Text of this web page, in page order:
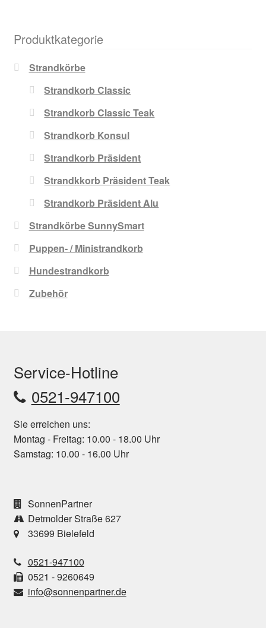
Produktkategorie
Strandkörbe
Strandkorb Classic
Strandkorb Classic Teak
Strandkorb Konsul
Strandkorb Präsident
Strandkkorb Präsident Teak
Strandkorb Präsident Alu
Strandkörbe SunnySmart
Puppen- / Ministrandkorb
Hundestrandkorb
Zubehör
Service-Hotline
0521-947100
Sie erreichen uns:
Montag - Freitag: 10.00 - 18.00 Uhr
Samstag: 10.00 - 16.00 Uhr
SonnenPartner
Detmolder Straße 627
33699 Bielefeld
0521-947100
0521 - 9260649
info@sonnenpartner.de